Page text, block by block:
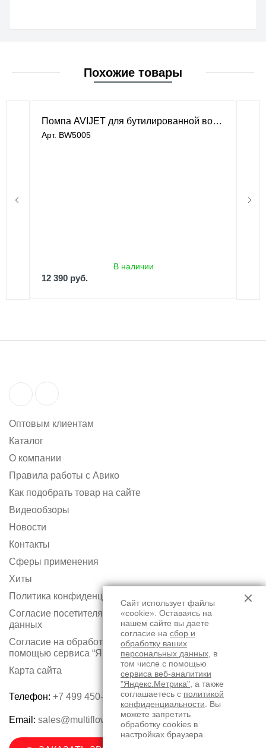
Похожие товары
Помпа AVIJET для бутилированной воды
Арт. BW5005
В наличии
12 390 руб.
Оптовым клиентам
Каталог
О компании
Правила работы с Авико
Как подобрать товар на сайте
Видеообзоры
Новости
Контакты
Сферы применения
Хиты
Политика конфиденциальности
Согласие посетителя сайта на обработку персональных
данных
Согласие на обработку персональных данных с
помощью сервиса “Яндекс.Метрика”
Карта сайта
Телефон: +7 499 450-75-50
Email: sales@multiflow.ru
Сайт использует файлы
«cookie». Оставаясь на
нашем сайте вы даете
согласие на сбор и
обработку ваших
персональных данных , в
том числе с помощью
сервиса веб-аналитики
"Яндекс.Метрика" , а также
соглашаетесь с политикой
конфиденциальности . Вы
можете запретить
обработку cookies в
настройках браузера.